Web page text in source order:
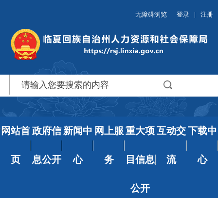
无障碍浏览 登录 | 注册
网站首
页
政府信
息公开
新闻中
心
网上服
务
重大项
目信息
公开
互动交
流
下载中
心